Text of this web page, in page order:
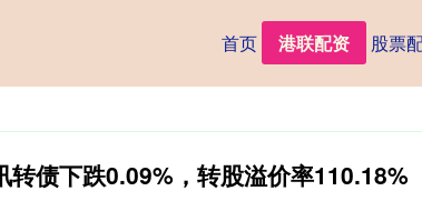
首页 港联配资 股票
转债下跌0.09%，转股溢价率110.18%